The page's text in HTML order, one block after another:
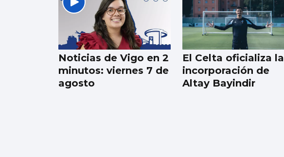
Luz verde definitiva
al vial de acceso para
el CEIP Párroco Don
Camilo
Noticias de Vigo en 2
minutos: viernes 7 de
agosto
El Celta oficializa la
incorporación de
Altay Bayindir